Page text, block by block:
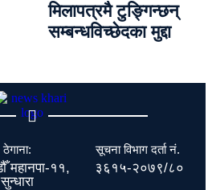
मिलापत्रमै टुङ्गिन्छन्
सम्बन्धविच्छेदका मुद्दा
ठेगाना:
महानपा-११,
सुन्धारा
सूचना विभाग दर्ता नं.
३६१५-२०७९/८०